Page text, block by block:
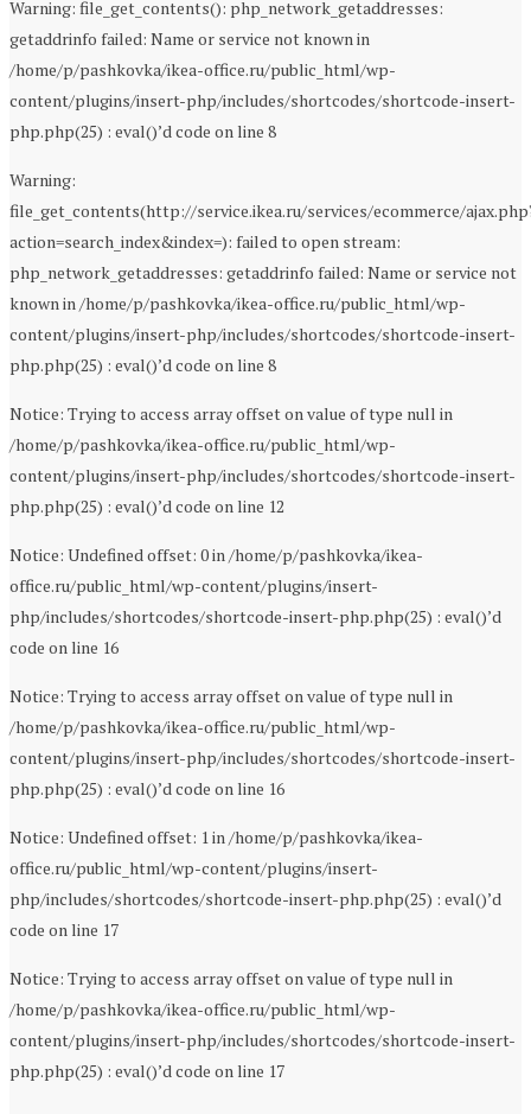
Warning: file_get_contents(): php_network_getaddresses:
getaddrinfo failed: Name or service not known in
/home/p/pashkovka/ikea-office.ru/public_html/wp-
content/plugins/insert-php/includes/shortcodes/shortcode-insert-
php.php(25) : eval()’d code on line 8
Warning:
file_get_contents(http://service.ikea.ru/services/ecommerce/
action=search_index&index=): failed to open stream:
php_network_getaddresses: getaddrinfo failed: Name or service not
known in /home/p/pashkovka/ikea-office.ru/public_html/wp-
content/plugins/insert-php/includes/shortcodes/shortcode-insert-
php.php(25) : eval()’d code on line 8
Notice: Trying to access array offset on value of type null in
/home/p/pashkovka/ikea-office.ru/public_html/wp-
content/plugins/insert-php/includes/shortcodes/shortcode-insert-
php.php(25) : eval()’d code on line 12
Notice: Undefined offset: 0 in /home/p/pashkovka/ikea-
office.ru/public_html/wp-content/plugins/insert-
php/includes/shortcodes/shortcode-insert-php.php(25) : eval()’d
code on line 16
Notice: Trying to access array offset on value of type null in
/home/p/pashkovka/ikea-office.ru/public_html/wp-
content/plugins/insert-php/includes/shortcodes/shortcode-insert-
php.php(25) : eval()’d code on line 16
Notice: Undefined offset: 1 in /home/p/pashkovka/ikea-
office.ru/public_html/wp-content/plugins/insert-
php/includes/shortcodes/shortcode-insert-php.php(25) : eval()’d
code on line 17
Notice: Trying to access array offset on value of type null in
/home/p/pashkovka/ikea-office.ru/public_html/wp-
content/plugins/insert-php/includes/shortcodes/shortcode-insert-
php.php(25) : eval()’d code on line 17